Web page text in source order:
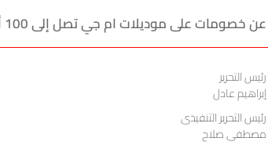
خصومات على موديلات ام جي تصل إلى 100 ألف جنيه
رئيس التحرير
إبراهيم عادل
رئيس التحرير التنفيذى
مصطفى صلاح